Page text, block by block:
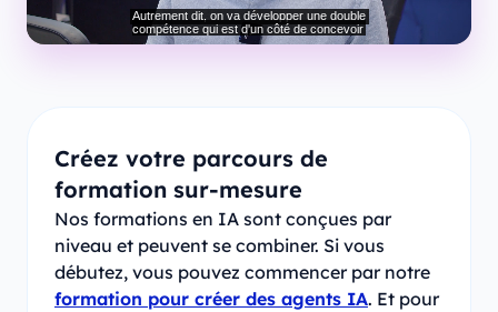
Créez votre parcours de
formation sur-mesure
Nos formations en IA sont conçues par
niveau et peuvent se combiner. Si vous
débutez, vous pouvez commencer par notre
formation pour créer des agents IA. Et pour